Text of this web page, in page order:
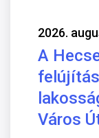
2026.
A
Város